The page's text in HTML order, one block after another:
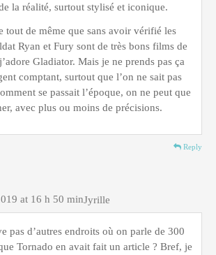
la réalité, surtout stylisé et iconique.
tout de même que sans avoir vérifié les
Ryan et Fury sont de très bons films de
Gladiator. Mais je ne prends pas ça
comptant, surtout que l’on ne sait pas
se passait l’époque, on ne peut que
avec plus ou moins de précisions.
Reply
Jyrille
at 16 h 50 min
pas d’autres endroits où on parle de 300
Tornado en avait fait un article ? Bref, je